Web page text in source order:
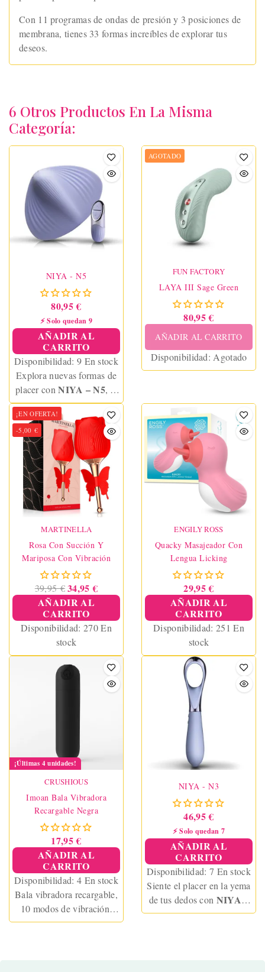
Con 11 programas de ondas de presión y 3 posiciones de
membrana, tienes 33 formas increíbles de explorar tus
deseos.
6 Otros Productos En La Misma
Categoría:
NIYA - N5
80,95 €
⚡ Solo quedan 9
AÑADIR AL
CARRITO
Disponibilidad: 9 En stock
Explora nuevas formas de
placer conNIYA – N5, el
masajeador íntimo multiuso
con textura ondulada, 10
modos de vibración y
control remoto
AGOTADO
FUN FACTORY
LAYA III Sage Green
80,95 €
AÑADIR AL CARRITO
Disponibilidad: Agotado
¡EN OFERTA!
-5,00 €
MARTINELLA
Rosa Con Succión Y
Mariposa Con Vibración
39,95 € 34,95 €
AÑADIR AL
CARRITO
Disponibilidad: 270 En
stock
ENGILY ROSS
Quacky Masajeador Con
Lengua Licking
29,95 €
AÑADIR AL
CARRITO
Disponibilidad: 251 En
stock
¡Últimas 4 unidades!
CRUSHIOUS
Imoan Bala Vibradora
Recargable Negra
17,95 €
AÑADIR AL
CARRITO
Disponibilidad: 4 En stock
Bala vibradora recargable,
10 modos de vibración,
totalmente impermeable, de
NIYA - N3
46,95 €
⚡ Solo quedan 7
AÑADIR AL
CARRITO
Disponibilidad: 7 En stock
Siente el placer en la yema
de tus dedos con NIYA –
N3, el masajeador de